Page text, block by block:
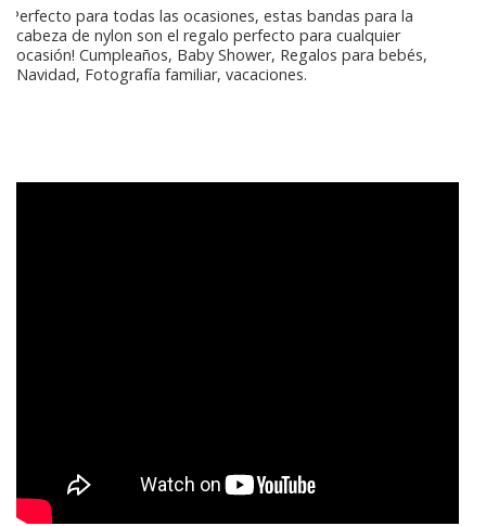
Perfecto para todas las ocasiones, estas bandas para la
cabeza de nylon son el regalo perfecto para cualquier
ocasión! Cumpleaños, Baby Shower, Regalos para bebés,
Navidad, Fotografía familiar, vacaciones.